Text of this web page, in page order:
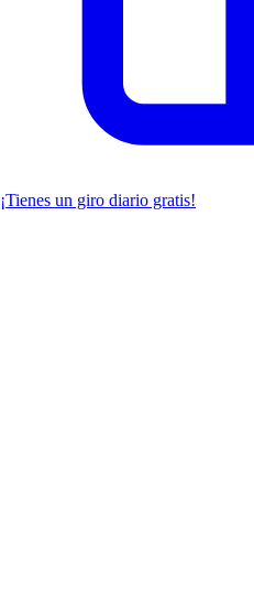
¡Tienes un giro diario gratis!